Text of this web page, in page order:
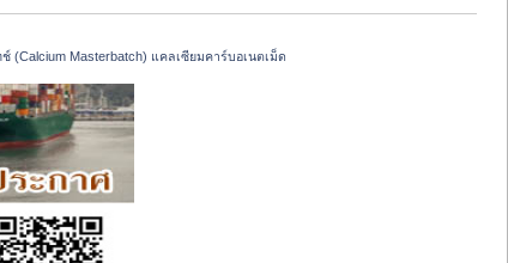
(Calcium Masterbatch) แคลเซียมคาร์บอเนตเม็ด